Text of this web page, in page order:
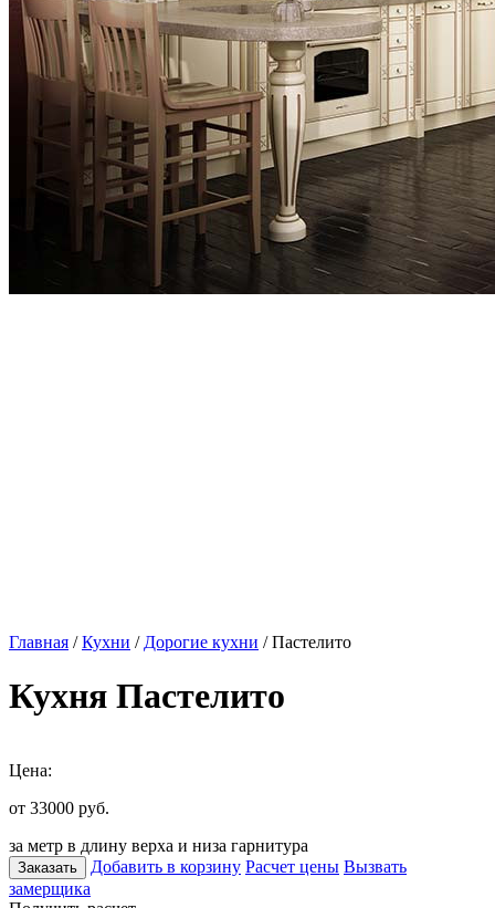
Главная /Кухни / Дорогие кухни / Пастелито
Кухня Пастелито
Цена:
от 33000 руб.
за метр в длину верха и низа гарнитура
Заказать Добавить в корзину Расчет цены Вызвать
замерщика